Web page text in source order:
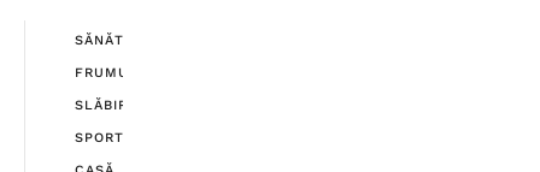
SĂNĂTATE
FRUMUSEȚE
SLĂBIRE
SPORT